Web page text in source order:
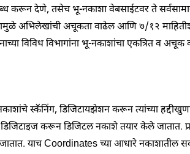
करून देणे, तसेच भू-नकाशा वेबसाईटवर ते
अभिलेखांची अचूकता वाढेल आणि ७/१२
विविध विभागांना भू-नकाशांचा एकत्रित व अचूक
स्कॅनिंग, डिजिटायझेशन करून त्यांच्या
करून डिजिटल नकाशे तयार केले जातात.
याच Coordinates च्या आधारे नकाशातील